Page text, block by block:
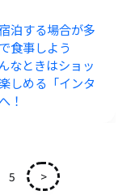
泊する場合が多
食事しよう
なときはショッ
しめる「インタ
！
5 >